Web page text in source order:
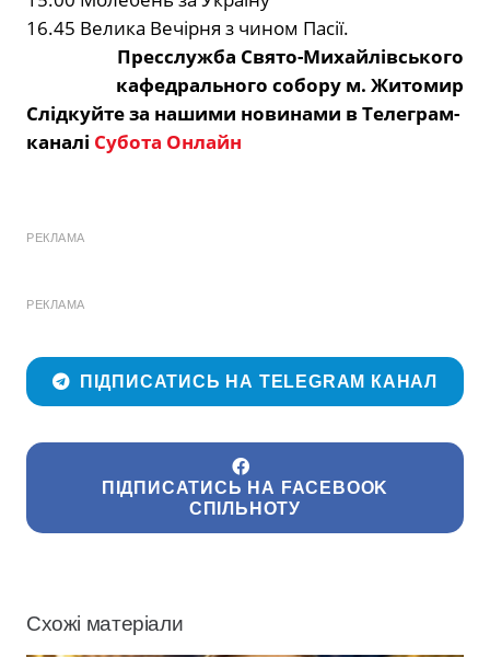
16.45 Велика Вечірня з чином Пасії.
Пресслужба Свято-Михайлівського
кафедрального собору м. Житомир
Слідкуйте за нашими новинами в Телеграм-
каналі Субота Онлайн
РЕКЛАМА
РЕКЛАМА
ПІДПИСАТИСЬ НА TELEGRAM КАНАЛ
ПІДПИСАТИСЬ НА FACEBOOK
СПІЛЬНОТУ
Схожі матеріали